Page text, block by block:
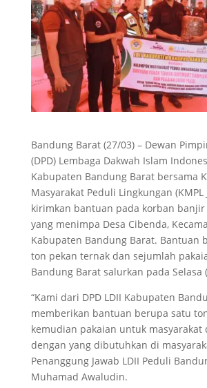
Bandung Barat (27/03) – Dewan
(DPD) Lembaga Dakwah Islam
Kabupaten Bandung Barat bersama
Masyarakat Peduli Lingkungan (KMPL
kirimkan bantuan pada korban
yang menimpa Desa Cibenda,
Kabupaten Bandung Barat. Bantuan
ton pekan ternak dan sejumlah
Bandung Barat salurkan pada Selasa
“Kami dari DPD LDII Kabupaten
memberikan bantuan berupa satu
kemudian pakaian untuk masyarakat
dengan yang dibutuhkan di
Penanggung Jawab LDII Peduli
Muhamad Awaludin.